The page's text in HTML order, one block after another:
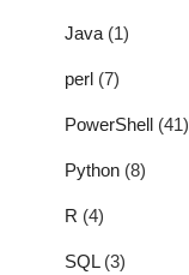
Java (1)
perl (7)
PowerShell (41)
Python (8)
R (4)
SQL(3)